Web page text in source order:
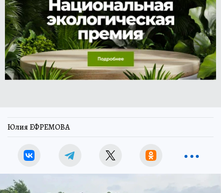
Юлия ЕФРЕМОВА